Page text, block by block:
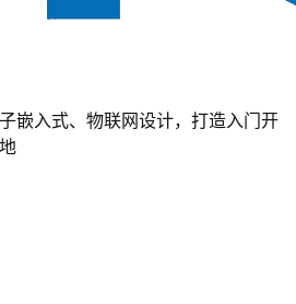
嵌入式、物联网设计，打造入门开